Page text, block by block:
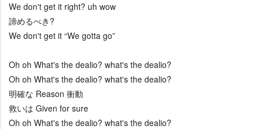
We don't get it right? uh wow
諦めるべき?
We don't get it “We gotta go”
Oh oh What's the dealio? what's the dealio?
Oh oh What's the dealio? what's the dealio?
明確な Reason 衝動
救いは Given for sure
Oh oh What's the dealio? what's the dealio?